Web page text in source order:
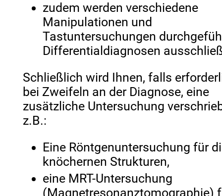
zudem werden verschiedene
Manipulationen und
Tastuntersuchungen
Differentialdiagnosen
Schließlich wird Ihnen, falls
bei Zweifeln an der Diagnose, eine
zusätzliche Untersuchung
z.B.:
Eine Röntgenuntersuchung für
knöchernen Strukturen,
eine MRT-Untersuchung
(Magnetresonanztomographie)